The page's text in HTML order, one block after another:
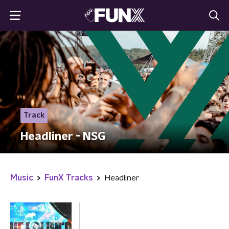
Track
Headliner - NSG
Music FunX Tracks Headliner